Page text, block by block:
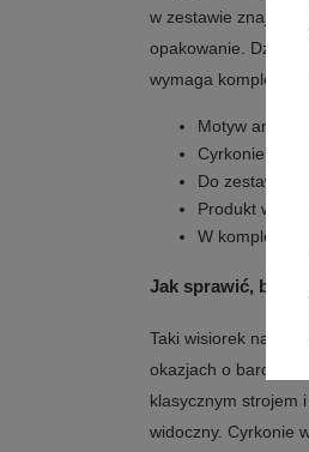
w zestawie znajduje
opakowanie. Dzięki
wymaga
Motyw
Cyrkonie na
Do zestawu
Produkt
W komplecie
Jak sprawić, by
Taki wisiorek
okazjach o bardziej
klasycznym strojem
widoczny. Cyrkonie